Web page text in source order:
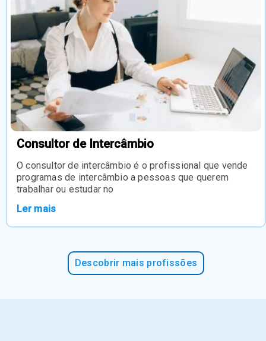
Consultor de Intercâmbio
O consultor de intercâmbio é o profissional que vende
programas de intercâmbio a pessoas que querem
trabalhar ou estudar no
Ler mais
Descobrir mais profissões